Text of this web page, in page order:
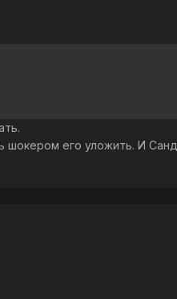
шокером его уложить. И